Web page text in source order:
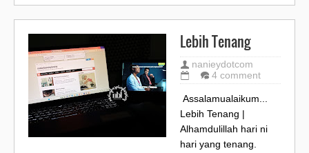
Lebih Tenang
nanieydotcom
4 comment
Assalamualaikum...
Lebih Tenang |
Alhamdulillah hari ni
hari yang tenang.